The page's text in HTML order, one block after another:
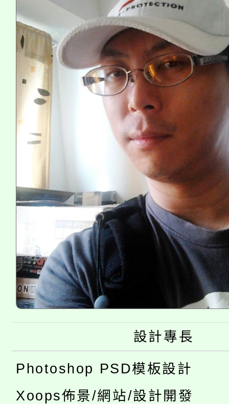
設計專長
Photoshop PSD模板設計
Xoops佈景/網站/設計開發